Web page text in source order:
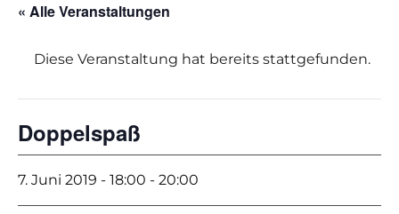
« Alle Veranstaltungen
Diese Veranstaltung hat bereits stattgefunden.
Doppelspaß
7. Juni 2019 - 18:00 - 20:00